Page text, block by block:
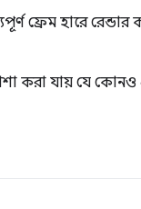
ফ্রেম হারে
আশা করা যায় যে